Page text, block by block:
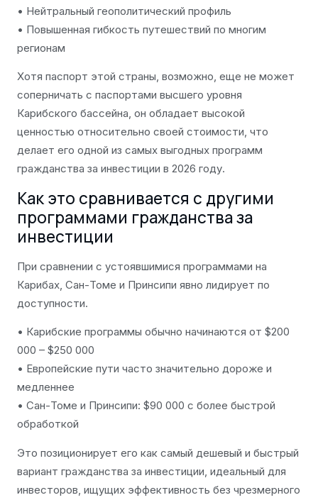
• Нейтральный геополитический профиль
• Повышенная гибкость путешествий по многим
регионам
Хотя паспорт этой страны, возможно, еще не может
соперничать с паспортами высшего уровня
Карибского бассейна, он обладает высокой
ценностью относительно своей стоимости, что
делает его одной из самых выгодных программ
гражданства за инвестиции в 2026 году.
Как это сравнивается с другими
программами гражданства за
инвестиции
При сравнении с устоявшимися программами на
Карибах, Сан-Томе и Принсипи явно лидирует по
доступности.
• Карибские программы обычно начинаются от $200
000 – $250 000
• Европейские пути часто значительно дороже и
медленнее
• Сан-Томе и Принсипи: $90 000 с более быстрой
обработкой
Это позиционирует его как самый дешевый и быстрый
вариант гражданства за инвестиции, идеальный для
инвесторов, ищущих эффективность без чрезмерного